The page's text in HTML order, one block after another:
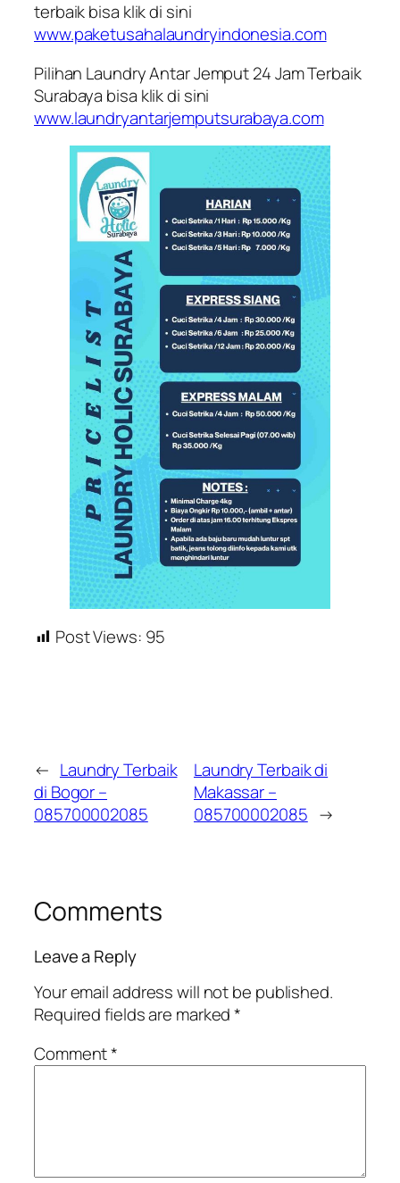
terbaik bisa klik di sini
www.paketusahalaundryindonesia.com
Pilihan Laundry Antar Jemput 24 Jam Terbaik
Surabaya bisa klik di sini
www.laundryantarjemputsurabaya.com
Post Views: 95
← Laundry Terbaik
di Bogor –
085700002085
Laundry Terbaik di
Makassar –
085700002085 →
Comments
Leave a Reply
Your email address will not be published.
Required fields are marked*
Comment*